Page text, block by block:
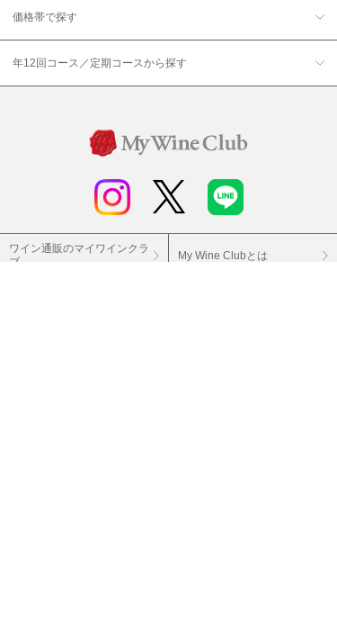
価格帯で探す
年12回コース／定期コースから探す
ワイン通販のマイワインクラ
ブ
My Wine Clubとは